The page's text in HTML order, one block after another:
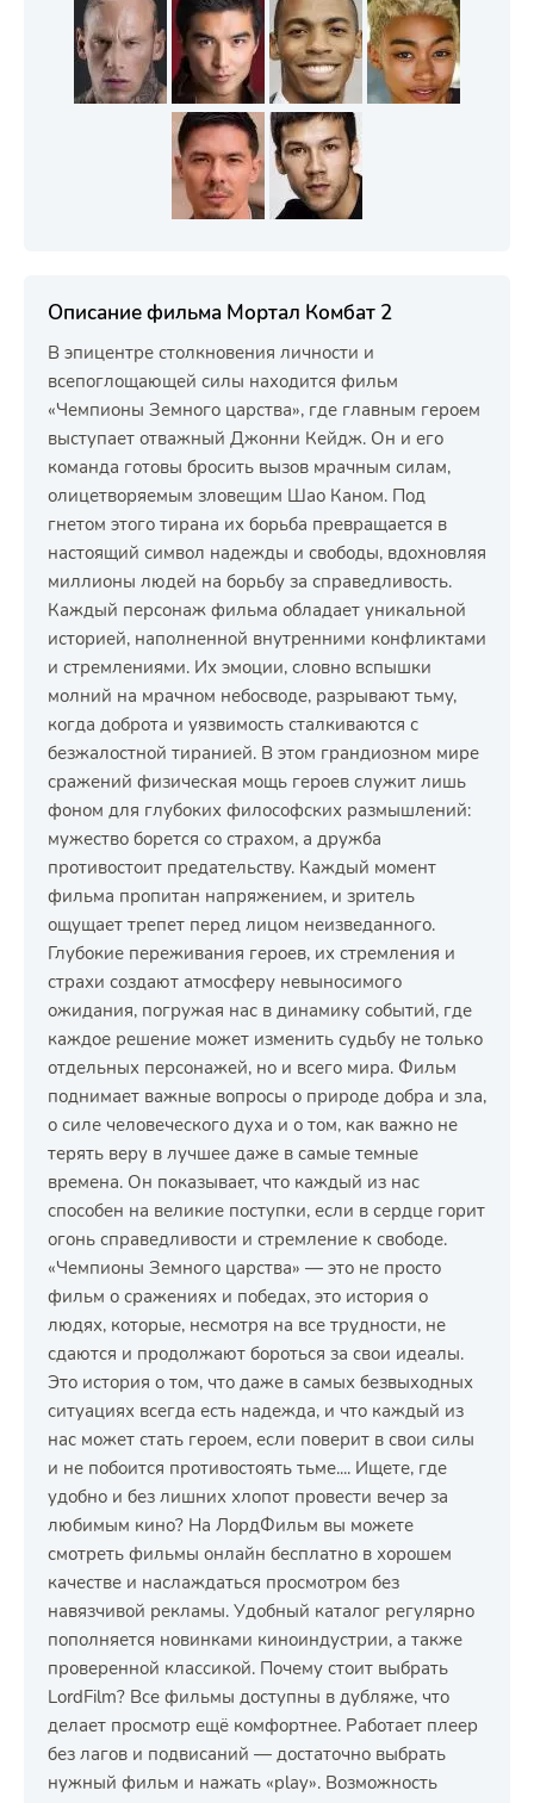
Описание фильма Мортал Комбат 2
В эпицентре столкновения личности и
всепоглощающей силы находится фильм
«Чемпионы Земного царства», где главным героем
выступает отважный Джонни Кейдж. Он и его
команда готовы бросить вызов мрачным силам,
олицетворяемым зловещим Шао Каном. Под
гнетом этого тирана их борьба превращается в
настоящий символ надежды и свободы, вдохновляя
миллионы людей на борьбу за справедливость.
Каждый персонаж фильма обладает уникальной
историей, наполненной внутренними конфликтами
и стремлениями. Их эмоции, словно вспышки
молний на мрачном небосводе, разрывают тьму,
когда доброта и уязвимость сталкиваются с
безжалостной тиранией. В этом грандиозном мире
сражений физическая мощь героев служит лишь
фоном для глубоких философских размышлений:
мужество борется со страхом, а дружба
противостоит предательству. Каждый момент
фильма пропитан напряжением, и зритель
ощущает трепет перед лицом неизведанного.
Глубокие переживания героев, их стремления и
страхи создают атмосферу невыносимого
ожидания, погружая нас в динамику событий, где
каждое решение может изменить судьбу не только
отдельных персонажей, но и всего мира. Фильм
поднимает важные вопросы о природе добра и зла,
о силе человеческого духа и о том, как важно не
терять веру в лучшее даже в самые темные
времена. Он показывает, что каждый из нас
способен на великие поступки, если в сердце горит
огонь справедливости и стремление к свободе.
«Чемпионы Земного царства» — это не просто
фильм о сражениях и победах, это история о
людях, которые, несмотря на все трудности, не
сдаются и продолжают бороться за свои идеалы.
Это история о том, что даже в самых безвыходных
ситуациях всегда есть надежда, и что каждый из
нас может стать героем, если поверит в свои силы
и не побоится противостоять тьме.... Ищете, где
удобно и без лишних хлопот провести вечер за
любимым кино? На ЛордФильм вы можете
смотреть фильмы онлайн бесплатно в хорошем
качестве и наслаждаться просмотром без
навязчивой рекламы. Удобный каталог регулярно
пополняется новинками киноиндустрии, а также
проверенной классикой. Почему стоит выбрать
LordFilm? Все фильмы доступны в дубляже, что
делает просмотр ещё комфортнее. Работает плеер
без лагов и подвисаний — достаточно выбрать
нужный фильм и нажать «play». Возможность